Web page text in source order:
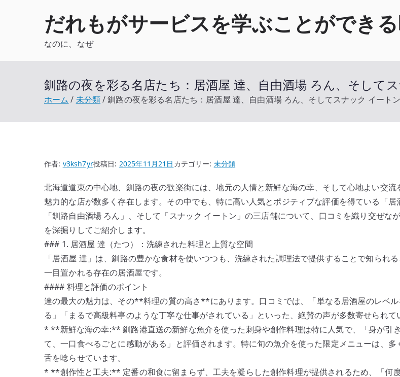
だれもがサービスを学ぶことができ
なのに、なぜ
釧路の夜を彩る名店たち：居酒屋 達、自由酒場 ろん、そして
ホーム 未分類 釧路の夜を彩る名店たち：居酒屋 達、自由酒場 ろん、そしてスナック イート
作者: v3ksh7yr投稿日: 2025年11月21日 カテゴリー: 未分類
北海道道東の中心地、釧路の夜の歓楽街には、地元の人情と新鮮な海の幸、そして心地よい交流
魅力的な店が数多く存在します。その中でも、特に高い人気とポジティブな評価を得ている「居
「釧路自由酒場 ろん」、そして「スナック イートン」の三店舗について、口コミを織り交ぜな
を深掘りしてご紹介します。
### 1. 居酒屋 達（たつ）：洗練された料理と上質な空間
「居酒屋 達」は、釧路の豊かな食材を使いつつも、洗練された調理法で提供することで知られ
一目置かれる存在の居酒屋です。
#### 料理と評価のポイント
達の最大の魅力は、その**料理の質の高さ**にあります。口コミでは、「単なる居酒屋のレベ
る」「まるで高級料亭のような丁寧な仕事がされている」といった、絶賛の声が多数寄せられて
* **新鮮な海の幸:** 釧路港直送の新鮮な魚介を使った刺身や創作料理は特に人気で、「身が引
て、一口食べるごとに感動がある」と評価されます。特に旬の魚介を使った限定メニューは、多
舌を唸らせています。
* **創作性と工夫:** 定番の和食に留まらず、工夫を凝らした創作料理が提供されるため、「何